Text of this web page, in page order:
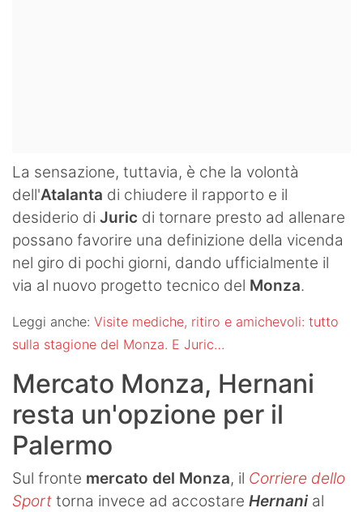
La sensazione, tuttavia, è che la volontà
dell'Atalanta di chiudere il rapporto e il
desiderio di Juric di tornare presto ad allenare
possano favorire una definizione della vicenda
nel giro di pochi giorni, dando ufficialmente il
via al nuovo progetto tecnico del Monza.
Leggi anche: Visite mediche, ritiro e amichevoli: tutto
sulla stagione del Monza. E Juric…
Mercato Monza, Hernani
resta un'opzione per il
Palermo
Sul fronte mercato del Monza, il Corriere dello
Sport torna invece ad accostare Hernani al